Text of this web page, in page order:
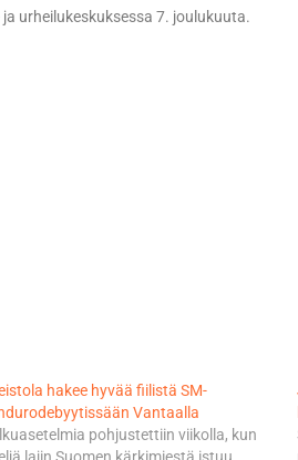
urheilukeskuksessa 7. joulukuuta.
hakee hyvää fiilistä SM-
Vantaalla
pohjustettiin viikolla, kun